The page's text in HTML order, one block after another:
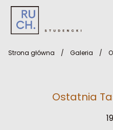
Strona główna / Galeria /
Ostatnia